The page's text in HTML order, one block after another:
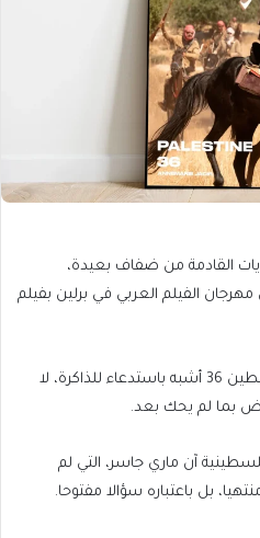
القادمة من ضفاف بعيدة،
الفيلم العربي في برلين بفيلم
فقد كان العرض الأول لفيلم فلسطين 36 أشبه باستدعاء للذاكرة، لا
بما لم يحك بعد.
آن ماري جاسر، التي لم
بل باعتباره سؤالا مفتوحا.